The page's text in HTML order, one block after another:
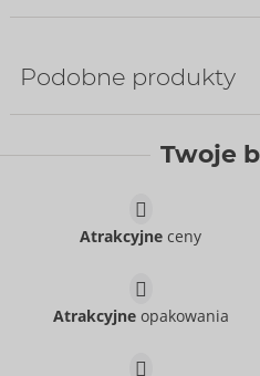
Cena sugerowana:39,95 €
54099000000
Podobne produkty
Tester LAYA III
Twoje
Atrakcyjne ceny
Atrakcyjneopakowania